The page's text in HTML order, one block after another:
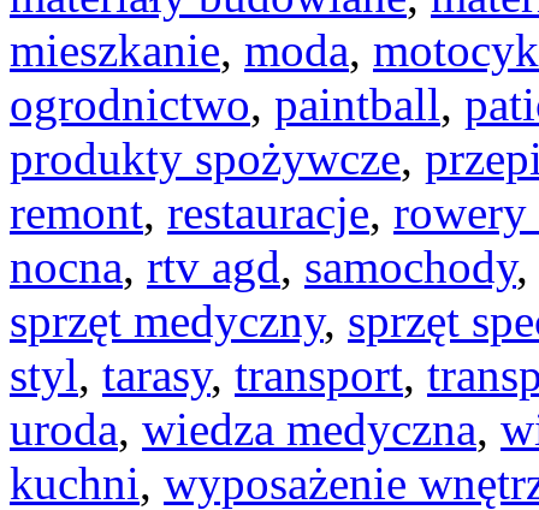
mieszkanie, moda,
ogrodnictwo, paintball,
produkty spożywcze,
remont, restauracje, rowery
nocna, rtv agd, samochody,
sprzęt medyczny, sprzęt
styl, tarasy, transport,
uroda, wiedza medyczna,
kuchni, wyposażenie